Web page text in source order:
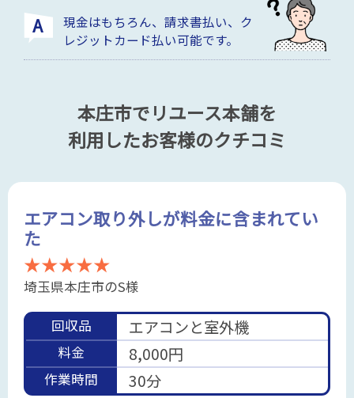
現金はもちろん、請求書払い、ク
レジットカード払い可能です。
本庄市でリユース本舗を
利用したお客様のクチコミ
エアコン取り外しが料金に含まれてい
た
★★★★★
埼玉県本庄市のS様
回収品 エアコンと室外機
料金 8,000円
作業時間 30分